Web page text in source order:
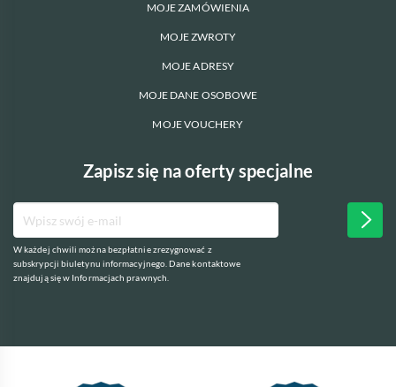
MOJE ZAMÓWIENIA
MOJE ZWROTY
MOJE ADRESY
MOJE DANE OSOBOWE
MOJE VOUCHERY
Zapisz się na oferty specjalne
W każdej chwili można bezpłatnie zrezygnować z
subskrypcji biuletynu informacyjnego. Dane kontaktowe
znajdują się w Informacjach prawnych.